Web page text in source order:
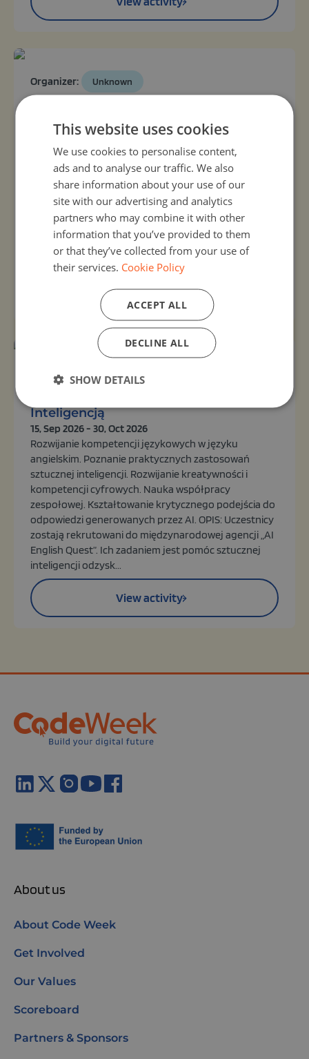
Organizer: Unknown
16, Sep 2026 - 24, Sep 2026
Wydarzenie to intensywne, 4-godzinne warsztaty
łączące technologię sztucznej inteligencji (Generative
AI) z podstawami programowania webowego
(HTML/CSS). Główną metodą pracy jest nauka przez
praktykę. Uczestnicy wykorzystają model Google
Gemini do stworzenia spersonalizowanego asystenta
kariery (Gem), który przeanalizuje ich predyspozycje
zawodowe. Następnie, przy użyciu chmurowego
edytora Editey ...
View activity
Organizer:
Inteligencją
15, Sep 2026 - 30, Oct 2026
Rozwijanie kompetencji językowych w języku
angielskim. Poznanie praktycznych zastosowań
sztucznej inteligencji. Rozwijanie kreatywności i
kompetencji cyfrowych. Nauka współpracy
zespołowej. Kształtowanie krytycznego podejścia do
odpowiedzi generowanych przez AI. OPIS: Uczestnicy
zostają rekrutowani do międzynarodowej agencji „AI
English Quest”. Ich zadaniem jest pomóc sztucznej
inteligencji odzysk...
View activity
About us
About Code Week
Get Involved
Our Values
Scoreboard
Partners & Sponsors
This website uses cookies
We use cookies to personalise content,
ads and to analyse our traffic. We also
share information about your use of our
site with our advertising and analytics
partners who may combine it with other
information that you’ve provided to them
or that they’ve collected from your use of
their services. Cookie Policy
ACCEPT ALL
DECLINE ALL
SHOW DETAILS